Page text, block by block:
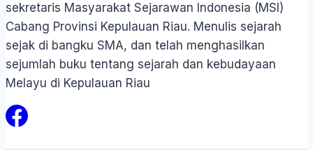
sekretaris Masyarakat Sejarawan Indonesia (MSI)
Cabang Provinsi Kepulauan Riau. Menulis sejarah
sejak di bangku SMA, dan telah menghasilkan
sejumlah buku tentang sejarah dan kebudayaan
Melayu di Kepulauan Riau